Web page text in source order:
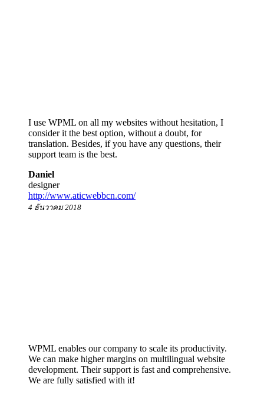
I use WPML on all my websites without hesitation, I
consider it the best option, without a doubt, for
translation. Besides, if you have any questions, their
support team is the best.
Daniel
designer
http://www.aticwebbcn.com/
4 ธันวาคม 2018
WPML enables our company to scale its productivity.
We can make higher margins on multilingual website
development. Their support is fast and comprehensive.
We are fully satisfied with it!